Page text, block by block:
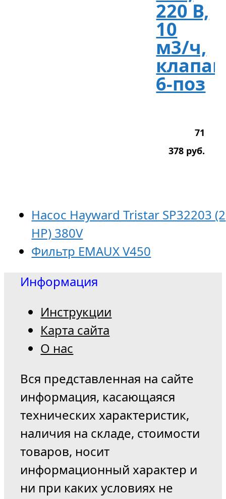
220 В,
10
м3/ч,
клапан
6-поз
71
378 руб.
Насос Hayward Tristar SP32203 (2
HP) 380V
Фильтр EMAUX V450
Информация
Инструкции
Карта сайта
О нас
Вся представленная на сайте
информация, касающаяся
технических характеристик,
наличия на складе, стоимости
товаров, носит
информационный характер и
ни при каких условиях не